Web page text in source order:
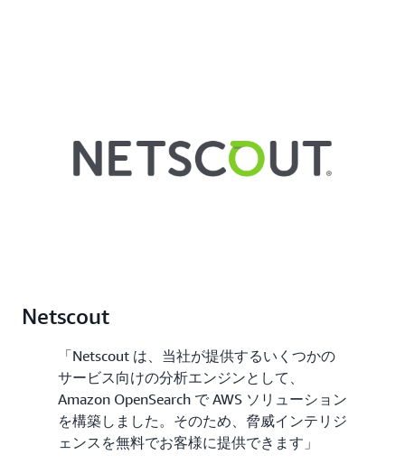
Netscout
「Netscout は、当社が提供するいくつかの
サービス向けの分析エンジンとして、
Amazon OpenSearch で AWS ソリューション
を構築しました。そのため、脅威インテリジ
ェンスを無料でお客様に提供できます」